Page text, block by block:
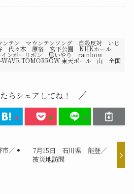
ンテン マウンテンソング 自殺反対 いじ
代々木 原宿 宮下公園 NHKホール
インボーリボン 思いやり rainbow
TOMORROW 東天ポール 山 全国
らシェアしてね！
／
7月15日 石川県 能登／
被災地訪問